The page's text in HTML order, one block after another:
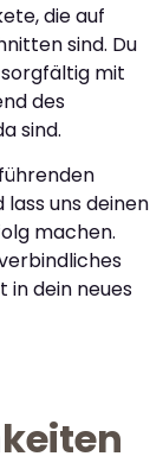
die auf
sind. Du
mit
des
sind.
lass uns deinen
machen.
in dein neues